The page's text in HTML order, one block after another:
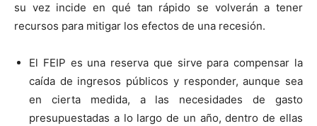
su vez incide en qué tan rápido se volverán a tener
recursos para mitigar los efectos de una recesión.
El FEIP es una reserva que sirve para compensar la
caída de ingresos públicos y responder, aunque sea
en cierta medida, a las necesidades de gasto
presupuestadas a lo largo de un año, dentro de ellas